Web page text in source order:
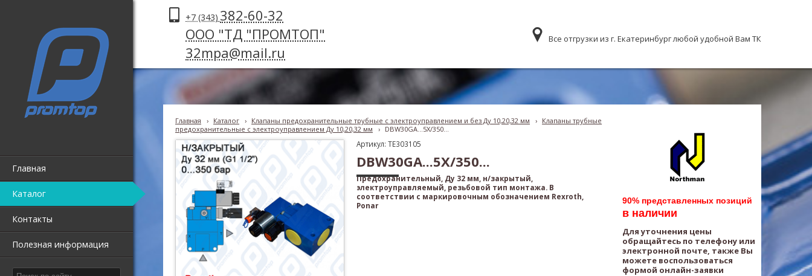
Главная
Каталог
Контакты
Полезная информация
+7 (343) 382-60-32
ООО "ТД "ПРОМТОП"
32mpa@mail.ru
Все отгрузки из г. Екатеринбург любой удобной Вам ТК
Главная › Каталог › Клапаны предохранительные трубные с электроуправлением и без Ду 10,20,32 мм ›
Клапаны трубные
предохранительные с электроуправлением Ду 10,20,32 мм
› DBW30GA...5X/350...
Артикул: TE303105
DBW30GA...5X/350...
Предохранительный, Ду 32 мм, н/закрытый,
электроуправляемый, резьбовой тип монтажа. В
соответствии с маркировочным обозначением Rexroth,
Ponar
90% представленных позиций
в наличии
Для уточнения цены
обращайтесь по телефону или
электронной почте, также Вы
можете воспользоваться
формой онлайн-заявки